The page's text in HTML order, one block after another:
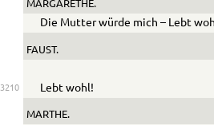
MARGARETHE.
Die Mutter würde mich – Lebt
FAUST.
3210 Lebt wohl!
MARTHE.